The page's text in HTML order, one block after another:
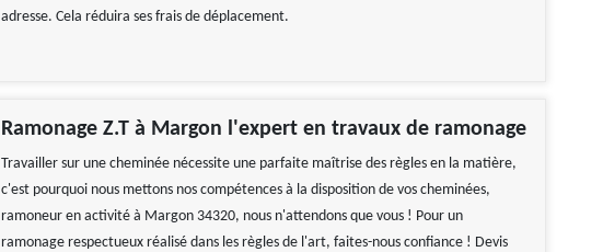
adresse. Cela réduira ses frais de déplacement.
Ramonage Z.T à Margon l'expert en travaux de ramonage
Travailler sur une cheminée nécessite une parfaite maîtrise des règles en la matière,
c'est pourquoi nous mettons nos compétences à la disposition de vos cheminées,
ramoneur en activité à Margon 34320, nous n'attendons que vous ! Pour un
ramonage respectueux réalisé dans les règles de l'art, faites-nous confiance ! Devis